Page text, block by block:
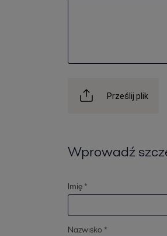
Prześlij plik
Wprowadź
Imię *
Nazwisko *